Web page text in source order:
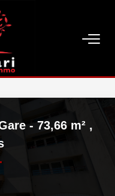
- 73,66 m² ,